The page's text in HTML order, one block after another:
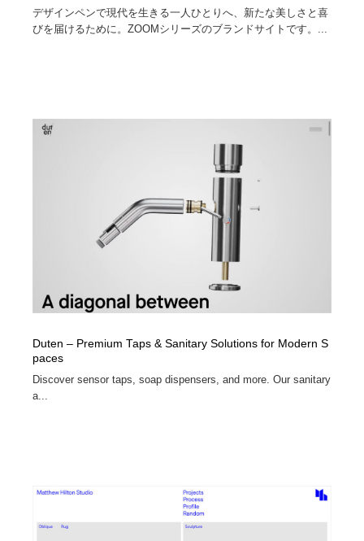
デザインペンで現代を生きる一人ひとりへ、新たな美しさと喜
びを届けるために。ZOOMシリーズのブランドサイトです。...
Duten – Premium Taps & Sanitary Solutions for Modern S
paces
Discover sensor taps, soap dispensers, and more. Our sanitary
a...